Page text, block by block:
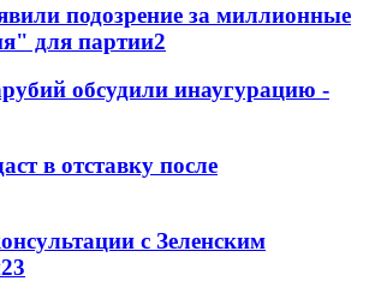
подозрение за миллионные
для партии2
обсудили инаугурацию -
в отставку после
с Зеленским
23